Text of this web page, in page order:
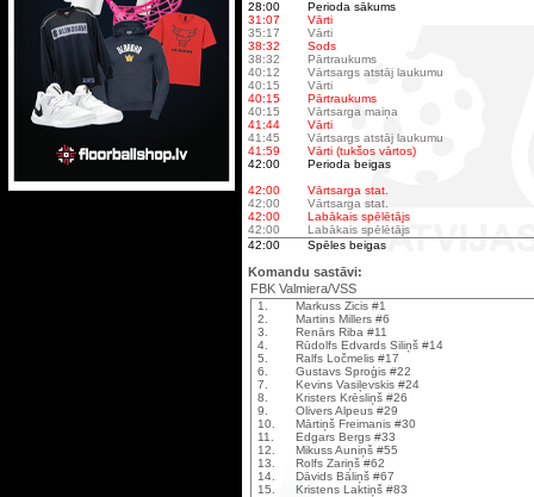
28:00
Perioda sākums
31:07
Vārti
35:17
Vārti
38:32
Sods
38:32
Pārtraukums
40:12
Vārtsargs atstāj laukumu
40:15
Vārti
40:15
Pārtraukums
40:15
Vārtsarga maiņa
41:44
Vārti
41:45
Vārtsargs atstāj laukumu
41:59
Vārti (tukšos vārtos)
42:00
Perioda beigas
42:00
Vārtsarga stat.
42:00
Vārtsarga stat.
42:00
Labākais spēlētājs
42:00
Labākais spēlētājs
42:00
Spēles beigas
Komandu sastāvi:
FBK Valmiera/VSS
1.
Markuss Zicis #1
2.
Martins Millers #6
3.
Renārs Riba #11
4.
Rūdolfs Edvards Siliņš #14
5.
Ralfs Ločmelis #17
6.
Gustavs Sproģis #22
7.
Kevins Vasiļevskis #24
8.
Kristers Krēsliņš #26
9.
Olivers Alpeus #29
10.
Mārtiņš Freimanis #30
11.
Edgars Bergs #33
12.
Mikuss Auniņš #55
13.
Rolfs Zariņš #62
14.
Dāvids Bāliņš #67
15.
Kristens Laktiņš #83